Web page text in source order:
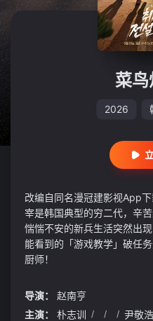
菜鸟
2026
改编自同名漫冠建影视App
宰是韩国典型的穷二代，辛
惴惴不安的新兵生活突然出
能看到的「游戏教学」破任
厨师！
导演：
赵南亨
主演：
朴志训 / / / 尹敬浩